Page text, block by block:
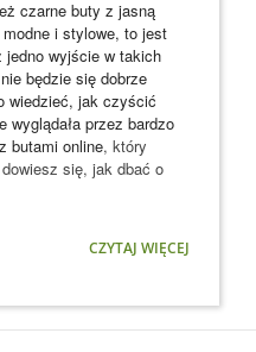
czarne buty z jasną
i stylowe, to jest
wyjście w takich
będzie się dobrze
wiedzieć, jak czyścić
wyglądała przez bardzo
butami online, który
się, jak dbać o
CZYTAJ WIĘCEJ